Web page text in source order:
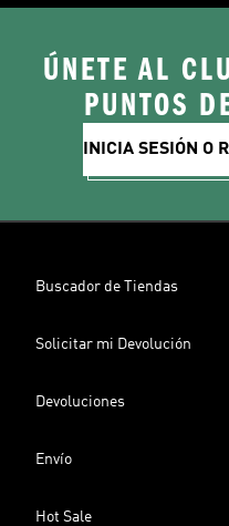
ÚNETE AL
PUNTOS
INICIA SESIÓN O
Buscador de Tiendas
Solicitar mi Devolución
Devoluciones
Envío
Hot Sale